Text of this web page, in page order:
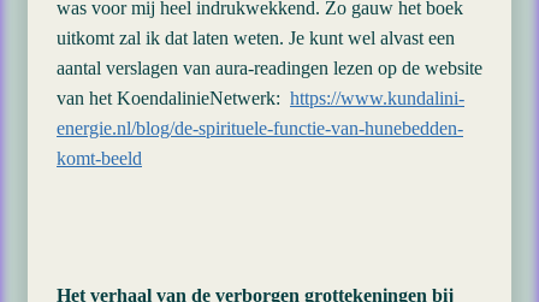
was voor mij heel indrukwekkend. Zo gauw het boek
uitkomt zal ik dat laten weten. Je kunt wel alvast een
aantal verslagen van aura-readingen lezen op de website
van het KoendalinieNetwerk: https://www.kundalini-
energie.nl/blog/de-spirituele-functie-van-hunebedden-
komt-beeld
Het verhaal van de verborgen grottekeningen bij